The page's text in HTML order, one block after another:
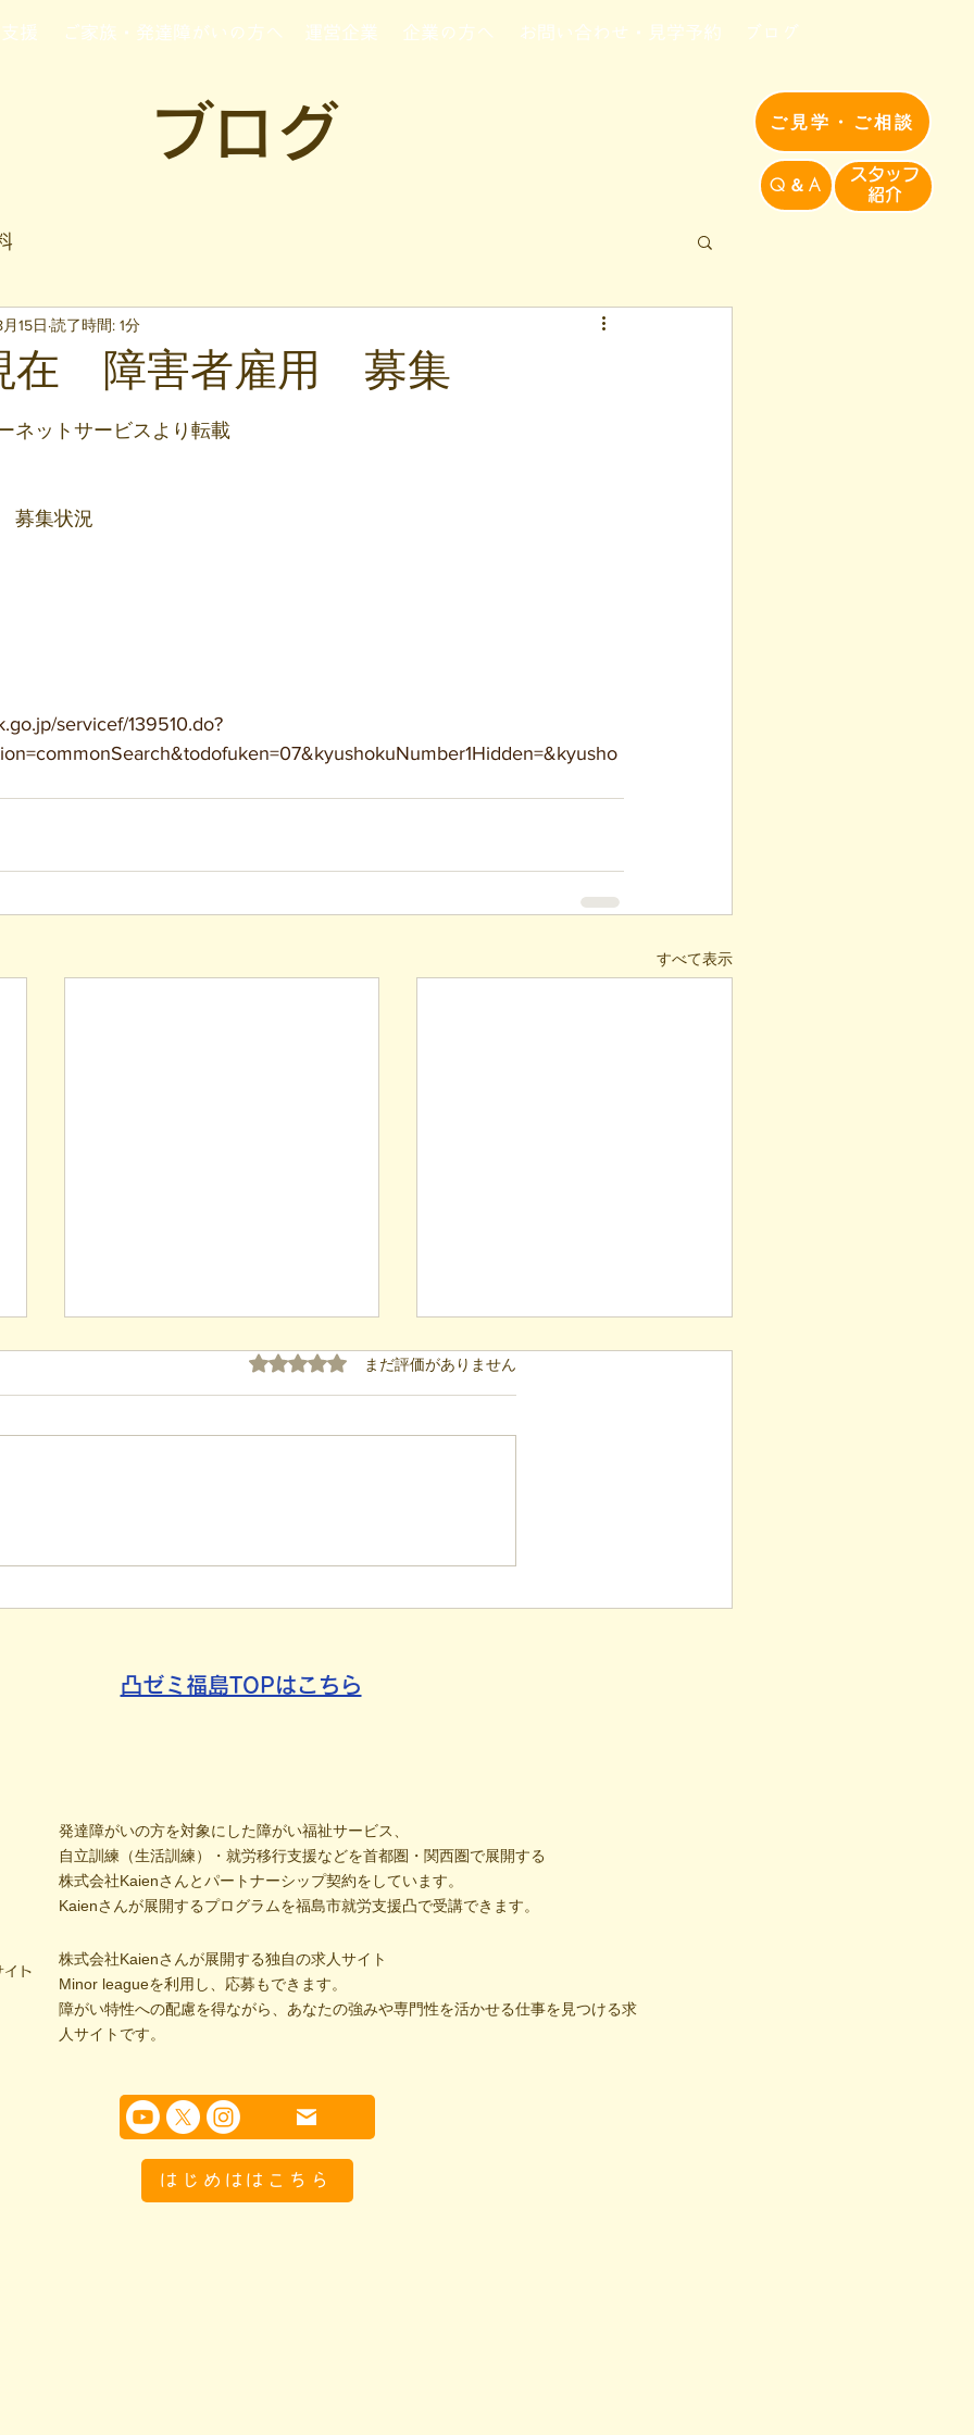
ご見学・ご相談
Q＆A
​スタッフ
紹介​
援 ご家族・発達障がいの方へ 運営企業 企業の方へ お問い合わせ・見学予約 ブログ
ブログ
在 障害者雇用 募集
15日 読了時間: 1分
ネットサービスより転載
募集状況
servicef/139510.do?
すべて表示
社会への一歩
たかい輪
5つ星のうち0と評価されています。
まだ評価がありません
凸ゼミ福島TOPはこちら
発達障がいの方を対象にした障がい福祉サービス、
自立訓練（生活訓練）・就労移行支援などを首都圏・関西圏で展開する
株式会社Kaienさんとパートナーシップ契約をしています。
Kaienさんが展開するプログラムを福島市就労支援凸で受講できます。
ト
株式会社Kaienさんが展開する独自の求人サイト
Minor leagueを利用し、応募もできます。
障がい特性への配慮を得ながら、あなたの強みや専門性を活かせる仕事を見つける求
人サイトです。
はじめははこちら